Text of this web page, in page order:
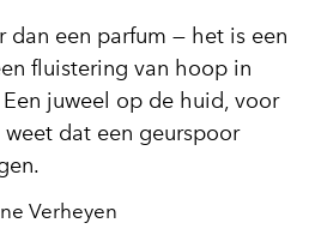
dan een parfum — het is een
fluistering van hoop in
juweel op de huid, voor
dat een geurspoor
Verheyen